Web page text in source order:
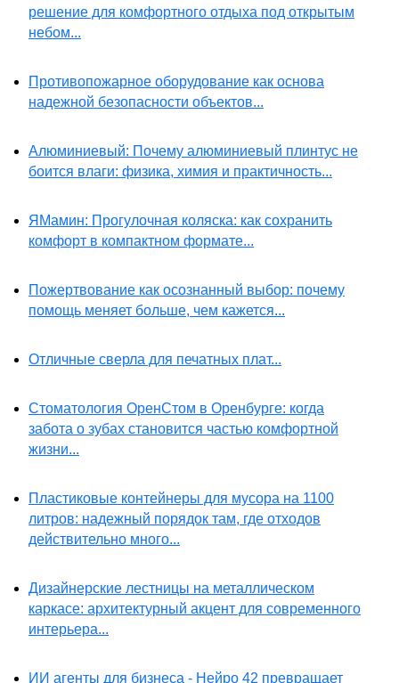
решение для комфортного отдыха под открытым
небом...
Противопожарное оборудование как основа
надежной безопасности объектов...
Алюминиевый: Почему алюминиевый плинтус не
боится влаги: физика, химия и практичность...
ЯМамин: Прогулочная коляска: как сохранить
комфорт в компактном формате...
Пожертвование как осознанный выбор: почему
помощь меняет больше, чем кажется...
Отличные сверла для печатных плат...
Стоматология ОренСтом в Оренбурге: когда
забота о зубах становится частью комфортной
жизни...
Пластиковые контейнеры для мусора на 1100
литров: надежный порядок там, где отходов
действительно много...
Дизайнерские лестницы на металлическом
каркасе: архитектурный акцент для современного
интерьера...
ИИ агенты для бизнеса - Нейро 42 превращает